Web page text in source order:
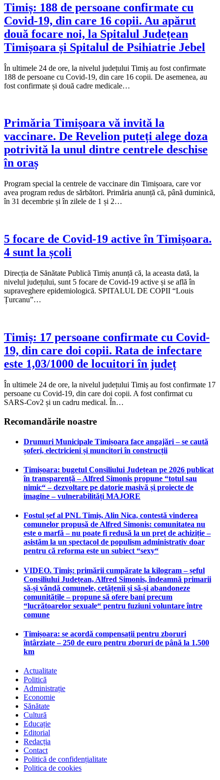
Timiș: 188 de persoane confirmate cu
Covid-19, din care 16 copii. Au apărut
două focare noi, la Spitalul Județean
Timișoara și Spitalul de Psihiatrie Jebel
În ultimele 24 de ore, la nivelul județului Timiș au fost confirmate
188 de persoane cu Covid-19, din care 16 copii. De asemenea, au
fost confirmate și două cadre medicale…
Primăria Timișoara vă invită la
vaccinare. De Revelion puteți alege doza
potrivită la unul dintre centrele deschise
în oraș
Program special la centrele de vaccinare din Timișoara, care vor
avea program redus de sărbători. Primăria anunță că, până duminică,
în 31 decembrie și în zilele de 1 și 2…
5 focare de Covid-19 active în Timișoara.
4 sunt la școli
Direcția de Sănătate Publică Timiș anunță că, la aceasta dată, la
nivelul județului, sunt 5 focare de Covid-19 active și se află în
supraveghere epidemiologică. SPITALUL DE COPII “Louis
Țurcanu”…
Timiș: 17 persoane confirmate cu Covid-
19, din care doi copii. Rata de infectare
este 1,03/1000 de locuitori în județ
În ultimele 24 de ore, la nivelul județului Timiș au fost confirmate 17
persoane cu Covid-19, din care doi copii. A fost confirmat cu
SARS-Cov2 și un cadru medical. În…
Recomandările noastre
Drumuri Municipale Timișoara face angajări – se caută
șoferi, electricieni și muncitori în construcții
Timișoara: bugetul Consiliului Județean pe 2026 publicat
în transparență – Alfred Simonis propune “totul sau
nimic“ – dezvoltare pe datorie masivă și proiecte de
imagine – vulnerabilități MAJORE
Fostul șef al PNL Timiș, Alin Nica, contestă vinderea
comunelor propusă de Alfred Simonis: comunitatea nu
este o marfă – nu poate fi redusă la un preț de achiziție –
asistăm la un spectacol de populism administrativ doar
pentru că reforma este un subiect “sexy“
VIDEO. Timiș: primării cumpărate la kilogram – șeful
Consiliului Județean, Alfred Simonis, îndeamnă primarii
să-și vândă comunele, cetățenii și să-și abandoneze
comunitățile – propune să ofere bani precum
“lucrătoarelor sexuale“ pentru fuziuni voluntare între
comune
Timișoara: se acordă compensații pentru zboruri
întârziate – 250 de euro pentru zboruri de până la 1.500
km
Actualitate
Politică
Administrație
Economie
Sănătate
Cultură
Educație
Editorial
Redacția
Contact
Politică de confidențialitate
Politica de cookies